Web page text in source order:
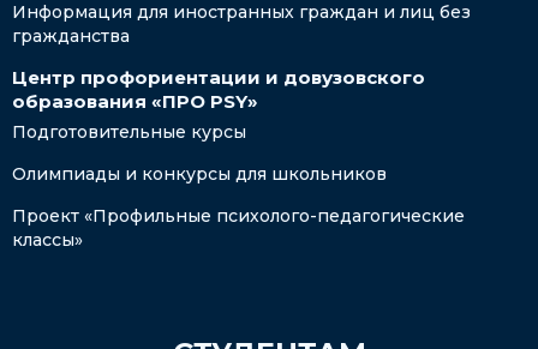
Информация для иностранных граждан и лиц без
гражданства
Центр профориентации и довузовского
образования «ПРО PSY»
Подготовительные курсы
Олимпиады и конкурсы для школьников
Проект «Профильные психолого-педагогические
классы»